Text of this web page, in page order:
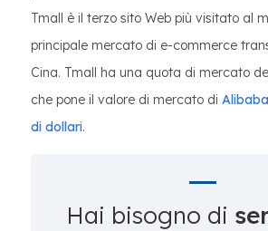
Tmall è il terzo sito Web più visitato al
principale mercato di e-commerce
Cina. Tmall ha una quota di mercato
che pone il valore di mercato di
di dollari.
Hai bisogno di